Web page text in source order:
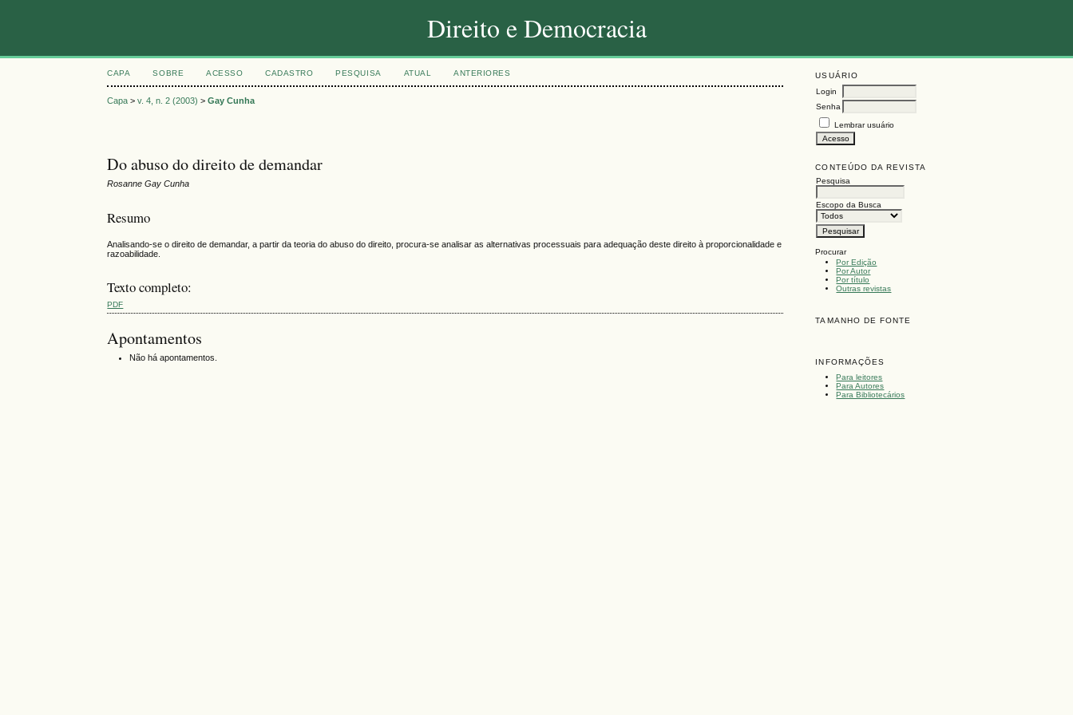
Direito e Democracia
USUÁRIO
Login
Senha
Lembrar usuário
CONTEÚDO DA REVISTA
Pesquisa
Escopo da Busca
Procurar
Por Edição
Por Autor
Por título
Outras revistas
TAMANHO DE FONTE
INFORMAÇÕES
Para leitores
Para Autores
Para Bibliotecários
CAPA SOBRE ACESSO CADASTRO PESQUISA ATUAL ANTERIORES
Capa >v. 4, n. 2 (2003) >Gay Cunha
Do abuso do direito de demandar
Rosanne Gay Cunha
Resumo
Analisando-se o direito de demandar, a partir da teoria do abuso do direito, procura-se analisar as alternativas processuais para adequação deste direito à proporcionalidade e
razoabilidade.
Texto completo:
PDF
Apontamentos
Não há apontamentos.